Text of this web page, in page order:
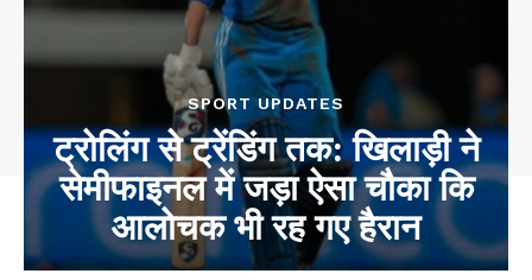
SPORT UPDATES
ट्रोलिंग से ट्रेंडिंग तक: खिलाड़ी ने
सेमीफाइनल में जड़ा ऐसा चौका कि
आलोचक भी रह गए हैरान